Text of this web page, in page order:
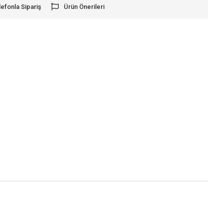
Sipariş Ürün Önerileri